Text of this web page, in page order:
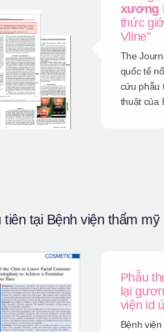
xương
thức
Vline”
The
quốc tế
cứu phẫu
thuật của
tại Bệnh viện thẩm mỹ
Phẫu
lại
viện id
Bệnh